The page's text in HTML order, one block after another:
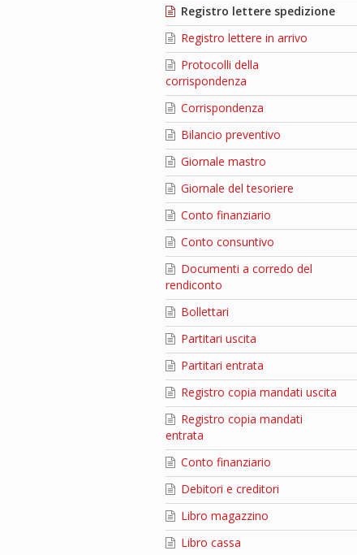
Registro lettere spedizione
Registro lettere in arrivo
Protocolli della
corrispondenza
Corrispondenza
Bilancio preventivo
Giornale mastro
Giornale del tesoriere
Conto finanziario
Conto consuntivo
Documenti a corredo del
rendiconto
Bollettari
Partitari uscita
Partitari entrata
Registro copia mandati uscita
Registro copia mandati
entrata
Conto finanziario
Debitori e creditori
Libro magazzino
Libro cassa